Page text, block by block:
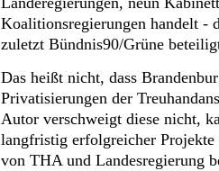
Koalitionsregierungen handelt -
zuletzt Bündnis90/Grüne
Das heißt nicht, dass
Privatisierungen der
Autor verschweigt diese nicht,
langfristig erfolgreicher
von THA und Landesregierung